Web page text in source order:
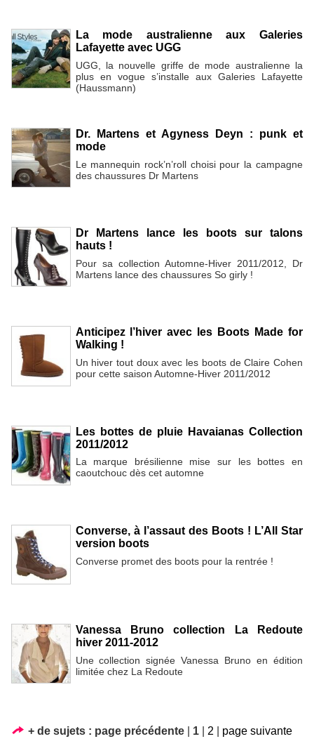
La mode australienne aux Galeries
Lafayette avec UGG
UGG, la nouvelle griffe de mode australienne la
plus en vogue s’installe aux Galeries Lafayette
(Haussmann)
Dr. Martens et Agyness Deyn : punk et
mode
Le mannequin rock’n’roll choisi pour la campagne
des chaussures Dr Martens
Dr Martens lance les boots sur talons
hauts !
Pour sa collection Automne-Hiver 2011/2012, Dr
Martens lance des chaussures So girly !
Anticipez l’hiver avec les Boots Made for
Walking !
Un hiver tout doux avec les boots de Claire Cohen
pour cette saison Automne-Hiver 2011/2012
Les bottes de pluie Havaianas Collection
2011/2012
La marque brésilienne mise sur les bottes en
caoutchouc dès cet automne
Converse, à l’assaut des Boots ! L’All Star
version boots
Converse promet des boots pour la rentrée !
Vanessa Bruno collection La Redoute
hiver 2011-2012
Une collection signée Vanessa Bruno en édition
limitée chez La Redoute
+ de sujets : page précédente 1 2 page suivante